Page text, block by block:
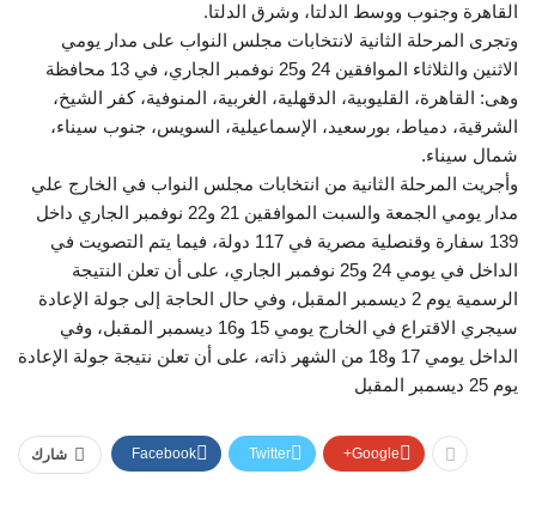
القاهرة وجنوب ووسط الدلتا، وشرق الدلتا.
وتجرى المرحلة الثانية لانتخابات مجلس النواب على مدار يومي
الاثنين والثلاثاء الموافقين 24 و25 نوفمبر الجاري، في 13 محافظة
وهى: القاهرة، القليوبية، الدقهلية، الغربية، المنوفية، كفر الشيخ،
الشرقية، دمياط، بورسعيد، الإسماعيلية، السويس، جنوب سيناء،
شمال سيناء.
وأجريت المرحلة الثانية من انتخابات مجلس النواب في الخارج علي
مدار يومي الجمعة والسبت الموافقين 21 و22 نوفمبر الجاري داخل
139 سفارة وقنصلية مصرية في 117 دولة، فيما يتم التصويت في
الداخل في يومي 24 و25 نوفمبر الجاري، على أن تعلن النتيجة
الرسمية يوم 2 ديسمبر المقبل، وفي حال الحاجة إلى جولة الإعادة
سيجري الاقتراع في الخارج يومي 15 و16 ديسمبر المقبل، وفي
الداخل يومي 17 و18 من الشهر ذاته، على أن تعلن نتيجة جولة الإعادة
يوم 25 ديسمبر المقبل
شارك Facebook Twitter Google+